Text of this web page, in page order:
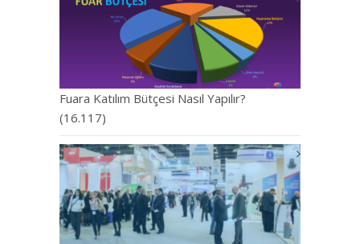
Fuara Katılım Bütçesi Nasıl Yapılır?
(16.117)